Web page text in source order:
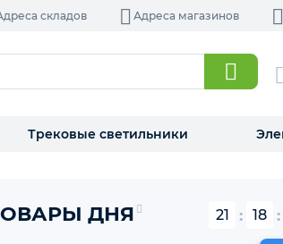
Адреса складов Адреса магазинов
Трековые светильники
ТОВАРЫ ДНЯ 21 : 18